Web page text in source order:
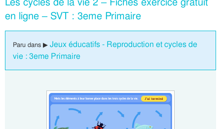
en ligne – SVT : 3eme Primaire
Paru dans ▶ Jeux éducatifs - Reproduction et cycles de
vie : 3eme Primaire